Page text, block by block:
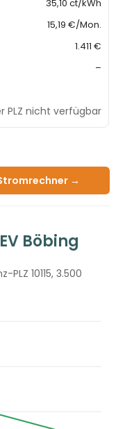
35,10 ct/kWh
15,19 €/Mon.
1.411 €
–
PLZ nicht verfügbar
→
Böbing
10115, 3.500